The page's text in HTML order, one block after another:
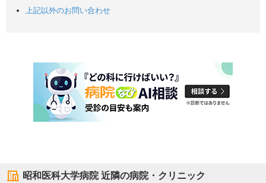
上記以外のお問い合わせ
昭和医科大学病院近隣の病院・クリニック